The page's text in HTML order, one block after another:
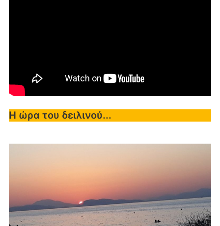
Η ώρα του δειλινού...